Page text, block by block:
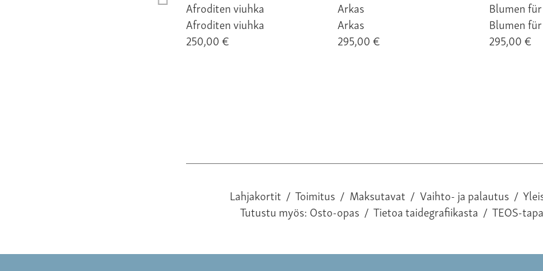
Afroditen viuhka
250,00 €
Arkas
295,00 €
Blumen
295,00 €
Lahjakortit / Toimitus / Maksutavat / Vaihto- ja palautus /
Tutustu myös:Osto-opas / Tietoa taidegrafiikasta / TEOS-